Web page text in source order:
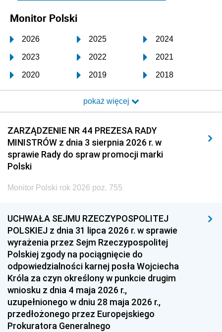
Monitor Polski
2026 2025 2024
2023 2022 2021
2020 2019 2018
2017 2016 2015
2014 2013 2012
2011 2010 2009
2008 2007 2006
2005
1996 1995 1994
1993 1992 1991
1990 1989
1987 1986 1985
1984 1983
1981 1980 1979
1978 1977
pokaż więcej
ZARZĄDZENIE NR 44 PREZESA RADY
MINISTRÓW z dnia 3 sierpnia 2026 r. w
sprawie Rady do spraw promocji marki
Polski
Monitor Polski rok 2026 poz. 755
UCHWAŁA SEJMU RZECZYPOSPOLITEJ
POLSKIEJ z dnia 31 lipca 2026 r. w sprawie
wyrażenia przez Sejm Rzeczypospolitej
Polskiej zgody na pociągnięcie do
odpowiedzialności karnej posła Wojciecha
Króla za czyn określony w punkcie drugim
wniosku z dnia 4 maja 2026 r.,
uzupełnionego w dniu 28 maja 2026 r.,
przedłożonego przez Europejskiego
Prokuratora Generalnego